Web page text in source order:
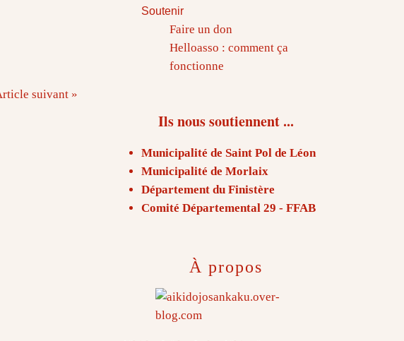
suivant »
À propos
Soutenir
Faire un don
Helloasso : comment ça
fonctionne
Ils nous soutiennent ...
Municipalité de Saint Pol de Léon
Municipalité de Morlaix
Département du Finistère
Comité Départemental 29 - FFAB